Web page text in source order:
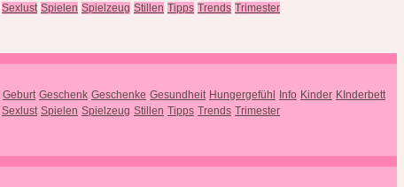
Sexlust Spielen Spielzeug Stillen Tipps Trends Trimester
Geburt Geschenk Geschenke Gesundheit Hungergefühl Info Kinder KInderbett
Sexlust Spielen Spielzeug Stillen Tipps Trends Trimester